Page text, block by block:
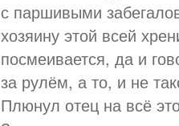
с паршивыми
хозяину этой всей
посмеивается, да и
за рулём, а то, и не
Плюнул отец на всё